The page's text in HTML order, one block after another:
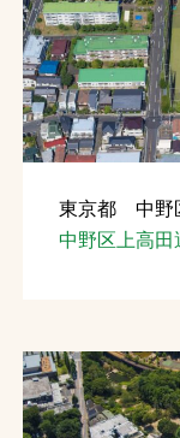
文字の見えづ
東京都 中野
中野区上高田